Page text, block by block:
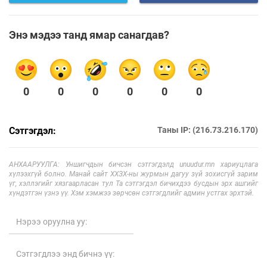
Энэ мэдээ танд ямар санагдав?
0 0 0 0 0 0
Сэтгэгдэл: Таны IP: (216.73.216.170)
АНХААРУУЛГА: Уншигчдын бичсэн сэтгэгдэлд unuudur.mn хариуцлага
хүлээхгүй болно. Манай сайт ХХЗХ-ны журмын дагуу зүй зохисгүй зарим
үг, хэллэгийг хязгаарласан тул Та сэтгэгдэл бичихдээ бусдын эрх ашгийг
хүндэтгэн үзнэ үү. Хэм хэмжээ зөрчсөн сэтгэгдлийг админ устгах эрхтэй.